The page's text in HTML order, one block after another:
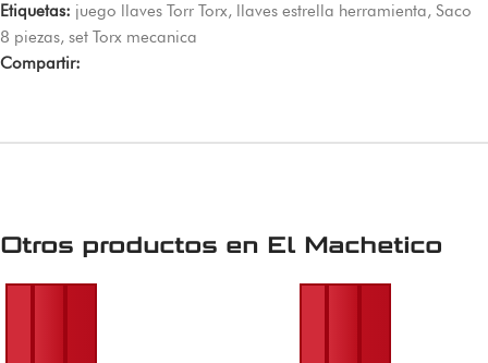
Etiquetas: juego llaves Torr Torx, llaves estrella herramienta, Saco
8 piezas, set Torx mecanica
Compartir:
Otros productos en El Machetico